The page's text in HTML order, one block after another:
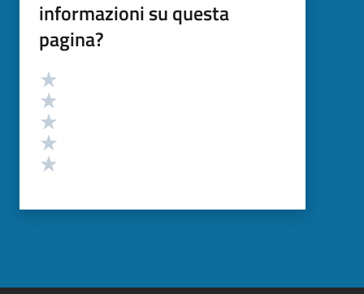
informazioni su questa
pagina?
Valutazione